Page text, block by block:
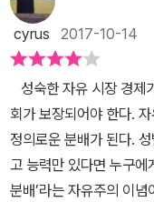
~220만 원을 받았다. 이
적으로 보장하는 반면 최
을 따내려고 하청업체 직
다. ‘지대’(rent)란 토지
토지와 유사한 성격의
었다. 노벨경제학상을
z)는 “토지 소유자는 자
가지고 있다는 사실 때문
cyrus 2017-10-14
성숙한 자유 시장 경제
회가 보장되어야 한다.
정의로운 분배가 된다.
고 능력만 있다면 누구에
분배’라는 자유주의 이